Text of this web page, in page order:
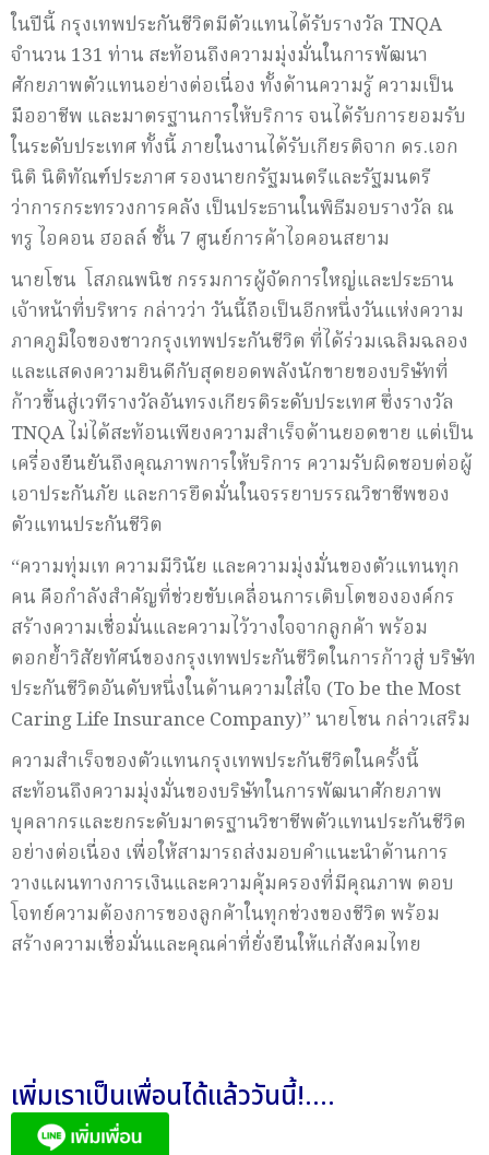
ในปีนี้ กรุงเทพประกันชีวิตมีตัวแทนได้รับรางวัล TNQA
จำนวน 131 ท่าน สะท้อนถึงความมุ่งมั่นในการพัฒนา
ศักยภาพตัวแทนอย่างต่อเนื่อง ทั้งด้านความรู้ ความเป็น
มืออาชีพ และมาตรฐานการให้บริการ จนได้รับการยอมรับ
ในระดับประเทศ ทั้งนี้ ภายในงานได้รับเกียรติจาก ดร.เอก
นิติ นิติทัณฑ์ประภาศ รองนายกรัฐมนตรีและรัฐมนตรี
ว่าการกระทรวงการคลัง เป็นประธานในพิธีมอบรางวัล ณ
ทรู ไอคอน ฮอลล์ ชั้น 7 ศูนย์การค้าไอคอนสยาม
นายโชน โสภณพนิช กรรมการผู้จัดการใหญ่และประธาน
เจ้าหน้าที่บริหาร กล่าวว่า วันนี้ถือเป็นอีกหนึ่งวันแห่งความ
ภาคภูมิใจของชาวกรุงเทพประกันชีวิต ที่ได้ร่วมเฉลิมฉลอง
และแสดงความยินดีกับสุดยอดพลังนักขายของบริษัทที่
ก้าวขึ้นสู่เวทีรางวัลอันทรงเกียรติระดับประเทศ ซึ่งรางวัล
TNQA ไม่ได้สะท้อนเพียงความสำเร็จด้านยอดขาย แต่เป็น
เครื่องยืนยันถึงคุณภาพการให้บริการ ความรับผิดชอบต่อผู้
เอาประกันภัย และการยึดมั่นในจรรยาบรรณวิชาชีพของ
ตัวแทนประกันชีวิต
“ความทุ่มเท ความมีวินัย และความมุ่งมั่นของตัวแทนทุก
คน คือกำลังสำคัญที่ช่วยขับเคลื่อนการเติบโตขององค์กร
สร้างความเชื่อมั่นและความไว้วางใจจากลูกค้า พร้อม
ตอกย้ำวิสัยทัศน์ของกรุงเทพประกันชีวิตในการก้าวสู่ บริษัท
ประกันชีวิตอันดับหนึ่งในด้านความใส่ใจ (To be the Most
Caring Life Insurance Company)” นายโชน กล่าวเสริม
ความสำเร็จของตัวแทนกรุงเทพประกันชีวิตในครั้งนี้
สะท้อนถึงความมุ่งมั่นของบริษัทในการพัฒนาศักยภาพ
บุคลากรและยกระดับมาตรฐานวิชาชีพตัวแทนประกันชีวิต
อย่างต่อเนื่อง เพื่อให้สามารถส่งมอบคำแนะนำด้านการ
วางแผนทางการเงินและความคุ้มครองที่มีคุณภาพ ตอบ
โจทย์ความต้องการของลูกค้าในทุกช่วงของชีวิต พร้อม
สร้างความเชื่อมั่นและคุณค่าที่ยั่งยืนให้แก่สังคมไทย
เพิ่มเราเป็นเพื่อนได้แล้ววันนี้!....